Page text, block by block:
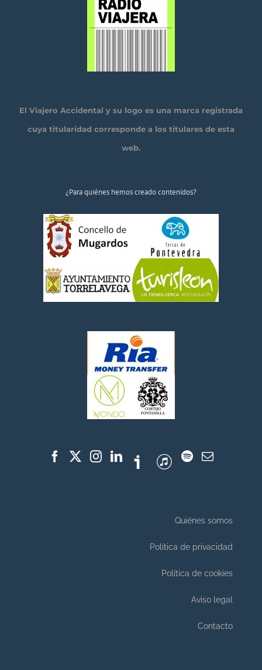
El Viajero Accidental y su logo es una marca registrada
cuya titularidad corresponde a los titulares de esta
web.
¿Para quiénes hemos creado contenidos?
Quiénes somos
Política de privacidad
Política de cookies
Aviso legal
Contacto